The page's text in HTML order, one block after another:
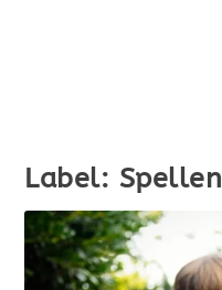
Label: Spellen